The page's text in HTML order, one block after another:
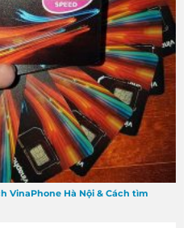
VinaPhone Hà Nội & Cách tìm